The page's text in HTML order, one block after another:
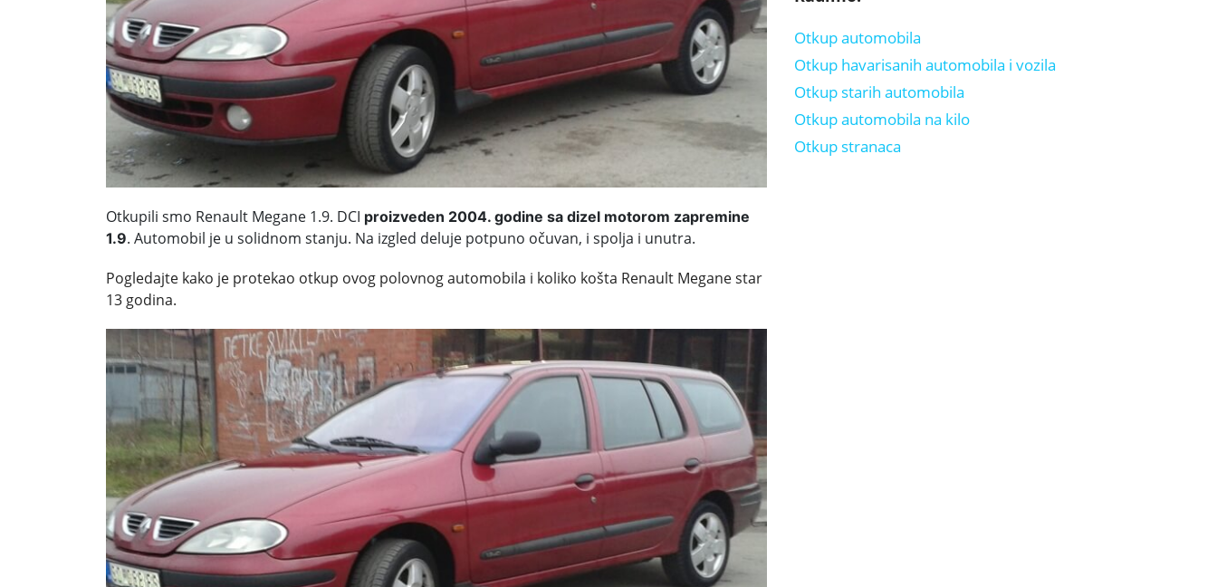
Otkupili smo Renault Megane 1.9. DCI proizveden 2004. godine sa dizel motorom zapremine
1.9. Automobil je u solidnom stanju. Na izgled deluje potpuno očuvan, i spolja i unutra.
Pogledajte kako je protekao otkup ovog polovnog automobila i koliko košta Renault Megane star
13 godina.
Otkup automobila
Otkup havarisanih automobila i vozila
Otkup starih automobila
Otkup automobila na kilo
Otkup stranaca